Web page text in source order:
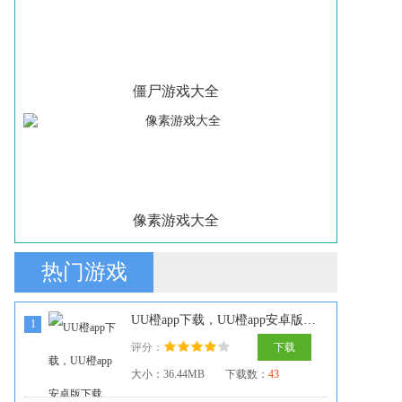
僵尸游戏大全
像素游戏大全
热门游戏
1 UU橙app下载，UU橙app安卓版下载
评分： 下载
大小：36.44MB 下载数： 43